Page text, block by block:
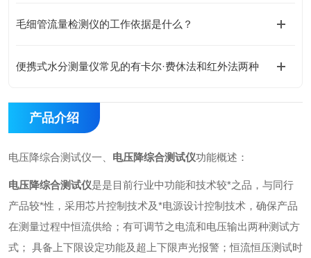
毛细管流量检测仪的工作依据是什么？
便携式水分测量仪常见的有卡尔·费休法和红外法两种
产品介绍
电压降综合测试仪一、 电压降综合测试仪功能概述：
电压降综合测试仪是是目前行业中功能和技术较*之品，与同行
产品较*性， 采用芯片控制技术及*电源设计控制技术，确保产品
在测量过程中恒流供给；有可调节之电流和电压输出两种测试方
式； 具备上下限设定功能及超上下限声光报警；恒流恒压测试时